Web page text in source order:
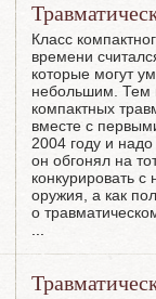
Класс
времени
которые могут
небольшим. Тем
компактных
вместе с
2004 году и
он обгонял на
конкурировать
оружия, а как
о